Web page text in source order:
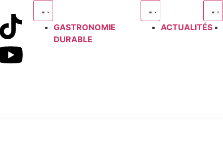
GASTRONOMIE
DURABLE
ACTUALITÉS